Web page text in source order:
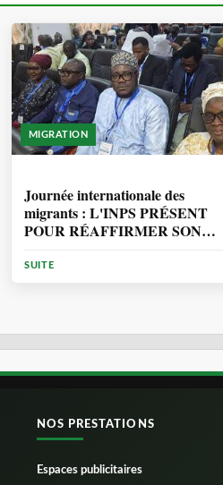
MIGRATION
Journée internationale des
migrants : L'INPS PRÉSENT
POUR RÉAFFIRMER SON
MATIÈRE DE PROTECTION
SUITE
NOS PRESTATIONS
Espaces publicitaires